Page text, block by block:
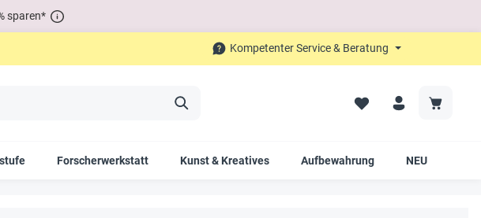
sparen*
Kompetenter Service & Beratung
Forscherwerkstatt Kunst & Kreatives Aufbewahrung NEU